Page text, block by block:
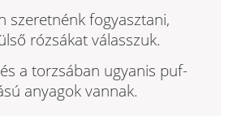
szeretnénk fogyasztani,
rózsákat válasszuk.
a torzsában ugyanis puf­
anyagok vannak.